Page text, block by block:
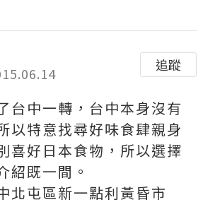
追蹤
台中一轉，台中本身沒有
以特意找尋好味食肆親身
喜好日本食物，所以選擇
紹既一間。
北屯區新一點利黃昏市